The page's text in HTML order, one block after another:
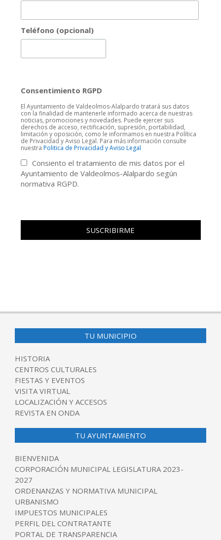
Teléfono (opcional)
Consentimiento RGPD
El Ayuntamiento de Valdeolmos-Alalpardo tratará sus datos
con la finalidad de mantenerle informado acerca de nuestras
noticias, promociones y novedades. Puede ejercer sus
derechos de acceso, rectificación, supresión, portabilidad,
limitación y oposición, como le informamos en nuestra Política
de Privacidad y Aviso Legal. Para más información consulte
nuestra Politica de Privacidad y Aviso Legal
Consiento el tratamiento de mis datos por el
Ayuntamiento de Valdeolmos-Alalpardo según
normativa RGPD.
TU MUNICIPIO
HISTORIA
CENTROS CULTURALES
FIESTAS Y EVENTOS
VISITA VIRTUAL
LOCALIZACIÓN Y ACCESOS
REVISTA EN ONDA
TU AYUNTAMIENTO
BIENVENIDA
CORPORACIÓN MUNICIPAL LEGISLATURA 2023-
2027
ORDENANZAS Y NORMATIVA MUNICIPAL
URBANISMO
IMPUESTOS MUNICIPALES
PERFIL DEL CONTRATANTE
PORTAL DE TRANSPARENCIA